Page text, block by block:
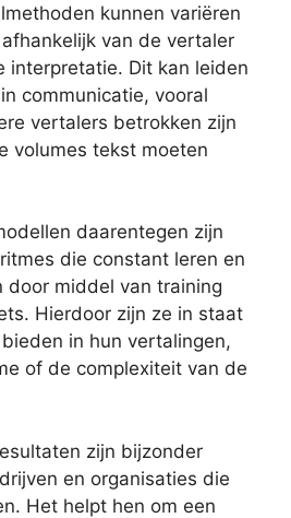
kunnen variëren
van de vertaler
interpretatie. Dit kan leiden
communicatie, vooral
vertalers betrokken zijn
volumes tekst moeten
daarentegen zijn
die constant leren en
door middel van training
Hierdoor zijn ze in staat
in hun vertalingen,
of de complexiteit van de
zijn bijzonder
en organisaties die
Het helpt hen om een